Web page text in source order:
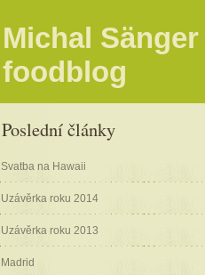
Michal Sänger
foodblog
Poslední články
Svatba na Hawaii
Uzávěrka roku 2014
Uzávěrka roku 2013
Madrid